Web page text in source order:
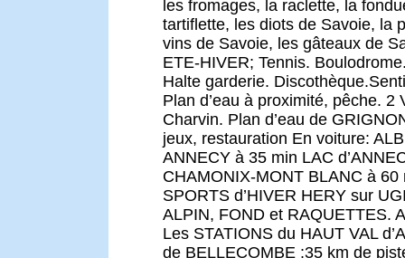
les fromages, la raclette, la
tartiflette, les diots de Savoie, la
vins de Savoie, les gâteaux de
ETE-HIVER; Tennis.
Halte garderie.
Plan d’eau à proximité, pêche. 2
Charvin. Plan d’eau de
jeux, restauration En voiture:
ANNECY à 35 min LAC
CHAMONIX-MONT BLANC à
SPORTS d’HIVER HERY sur
ALPIN, FOND et RAQUETTES.
Les STATIONS du HAUT VAL
de BELLECOMBE :35 km de